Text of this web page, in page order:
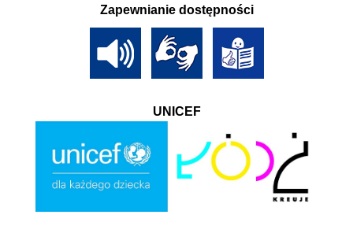
Zapewnianie dostępności
UNICEF